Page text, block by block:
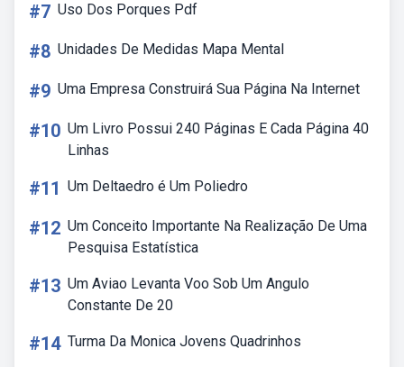
#7 Uso Dos Porques Pdf
#8 Unidades De Medidas Mapa Mental
#9 Uma Empresa Construirá Sua Página Na Internet
#10 Um Livro Possui 240 Páginas E Cada Página 40
Linhas
#11 Um Deltaedro é Um Poliedro
#12 Um Conceito Importante Na Realização De Uma
Pesquisa Estatística
#13 Um Aviao Levanta Voo Sob Um Angulo
Constante De 20
#14 Turma Da Monica Jovens Quadrinhos